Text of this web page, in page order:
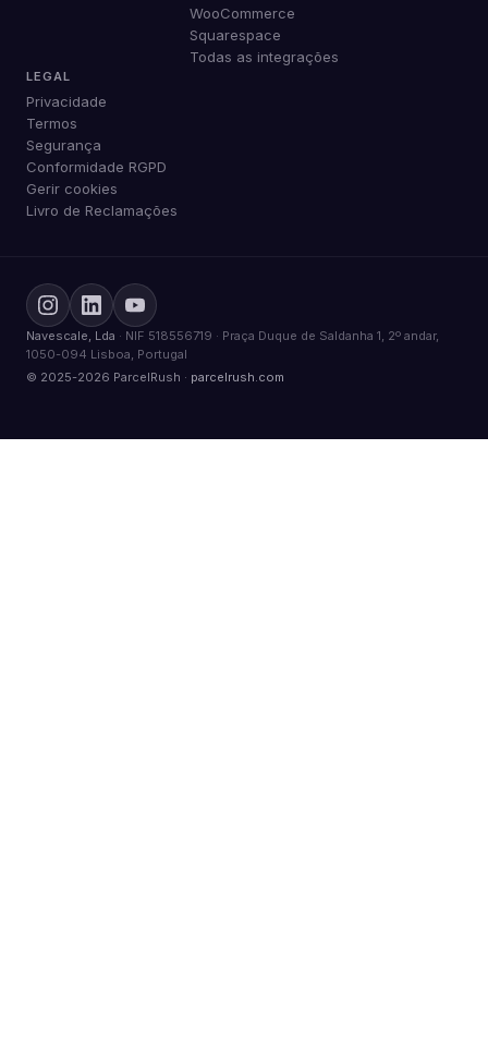
WooCommerce
Squarespace
Todas as integrações
LEGAL
Privacidade
Termos
Segurança
Conformidade RGPD
Gerir cookies
Livro de Reclamações
Navescale, Lda · NIF 518556719 · Praça Duque de Saldanha 1, 2º andar,
1050-094 Lisboa, Portugal
© 2025-2026 ParcelRush · parcelrush.com